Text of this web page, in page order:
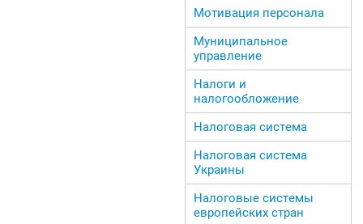
Мотивация персонала
Муниципальное
управление
Налоги и
налогообложение
Налоговая система
Налоговая система
Украины
Налоговые системы
европейских стран